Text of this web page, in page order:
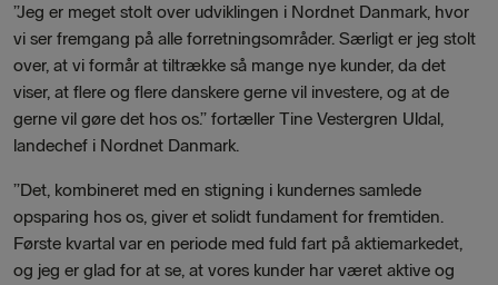
”Jeg er meget stolt over udviklingen i Nordnet Danmark, hvor
vi ser fremgang på alle forretningsområder. Særligt er jeg stolt
over, at vi formår at tiltrække så mange nye kunder, da det
viser, at flere og flere danskere gerne vil investere, og at de
gerne vil gøre det hos os.” fortæller Tine Vestergren Uldal,
landechef i Nordnet Danmark.
”Det, kombineret med en stigning i kundernes samlede
opsparing hos os, giver et solidt fundament for fremtiden.
Første kvartal var en periode med fuld fart på aktiemarkedet,
og jeg er glad for at se, at vores kunder har været aktive og